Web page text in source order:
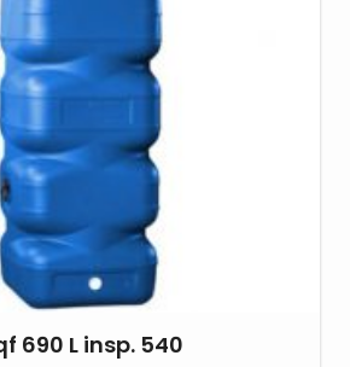
690 L insp. 540